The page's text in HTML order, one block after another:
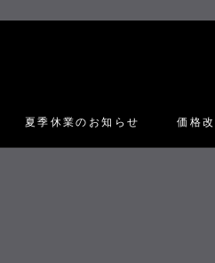
夏季休業のお知らせ
価格